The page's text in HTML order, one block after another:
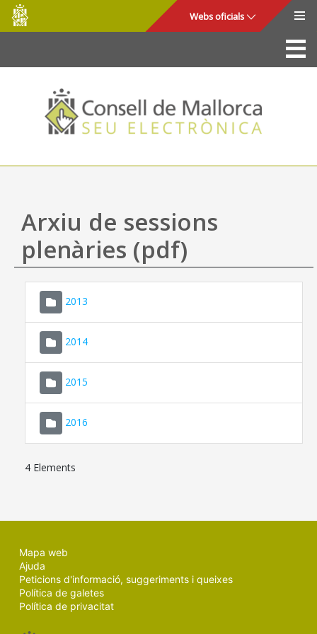
Salta al contingut principal
Consell
de
Mallorca
Webs oficials
La Seu
Consell de Mallorca
Accés i seguretat
Utilitats
Ajuda
Arxiu de sessions
plenàries (pdf)
2013
2014
2015
2016
4 Elements
Mapa web
Ajuda
Peticions d'informació, suggeriments i queixes
Política de galetes
Política de privacitat